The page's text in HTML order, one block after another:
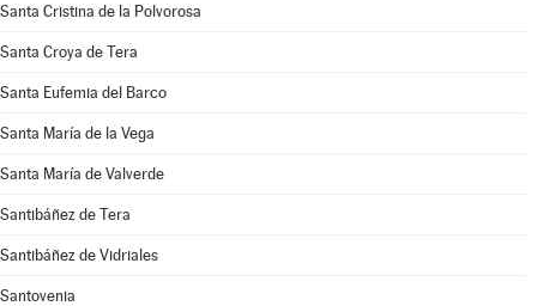
Santa Cristina de la Polvorosa
Santa Croya de Tera
Santa Eufemia del Barco
Santa María de la Vega
Santa María de Valverde
Santibáñez de Tera
Santibáñez de Vidriales
Santovenia